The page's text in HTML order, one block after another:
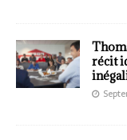
récit